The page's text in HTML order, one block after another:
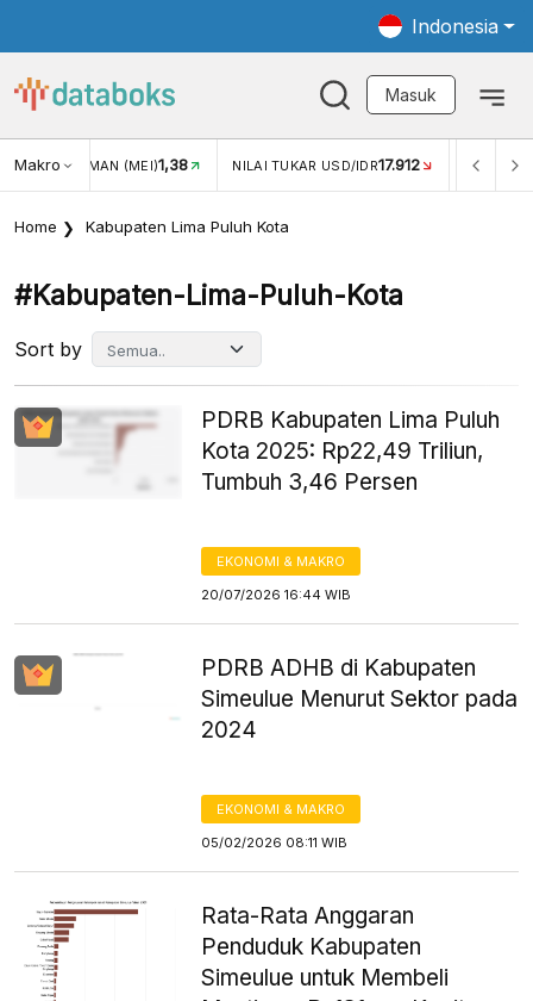
Indonesia
Masuk
MakroWISMAN (MEI)1,38 NILAI TUKAR USD/IDR17.912 INFLASI
Home Kabupaten Lima Puluh Kota
#kabupaten-Lima-Puluh-Kota
Sort by
PDRB Kabupaten Lima Puluh
Kota 2025: Rp22,49 Triliun,
Tumbuh 3,46 Persen
EKONOMI & MAKRO
20/07/2026 16:44 WIB
PDRB ADHB di Kabupaten
Simeulue Menurut Sektor pada
2024
EKONOMI & MAKRO
05/02/2026 08:11 WIB
Rata-Rata Anggaran
Penduduk Kabupaten
Simeulue untuk Membeli